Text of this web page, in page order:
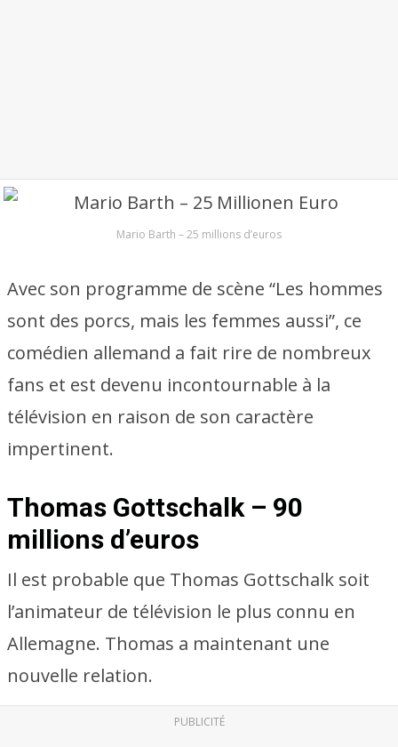
Mario Barth – 25 millions d’euros
Avec son programme de scène “Les hommes
sont des porcs, mais les femmes aussi”, ce
comédien allemand a fait rire de nombreux
fans et est devenu incontournable à la
télévision en raison de son caractère
impertinent.
Thomas Gottschalk – 90
millions d’euros
Il est probable que Thomas Gottschalk soit
l’animateur de télévision le plus connu en
Allemagne. Thomas a maintenant une
nouvelle relation.
PUBLICITÉ